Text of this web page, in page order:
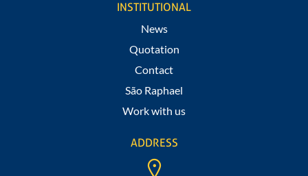
INSTITUTIONAL
News
Quotation
Contact
São Raphael
Work with us
ADDRESS